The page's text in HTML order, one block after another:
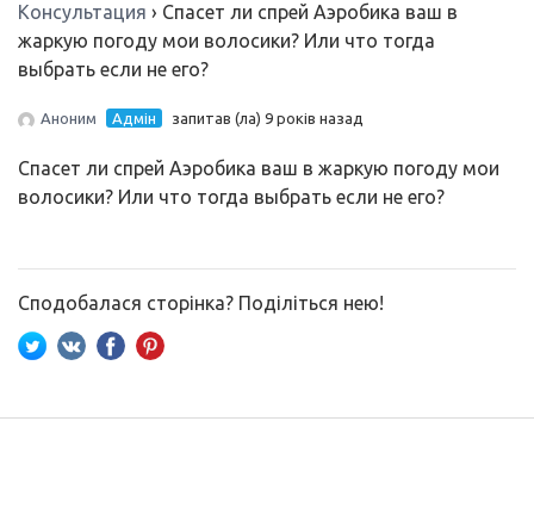
Консультация › Спасет ли спрей Аэробика ваш в
жаркую погоду мои волосики? Или что тогда
выбрать если не его?
Аноним Адмін запитав (ла) 9 років назад
Спасет ли спрей Аэробика ваш в жаркую погоду мои
волосики? Или что тогда выбрать если не его?
Сподобалася сторінка? Поділіться нею!